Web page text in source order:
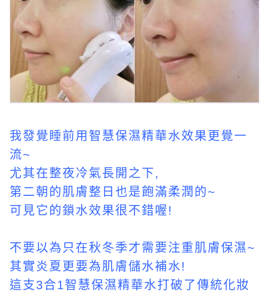
我發覺睡前用智慧保濕精華水效果更覺一
流~
尤其在整夜冷氣長開之下,
第二朝的肌膚整日也是飽滿柔潤的~
可見它的鎖水效果很不錯喔!
不要以為只在秋冬季才需要注重肌膚保濕~
其實炎夏更要為肌膚儲水補水!
這支3合1智慧保濕精華水打破了傳統化妝